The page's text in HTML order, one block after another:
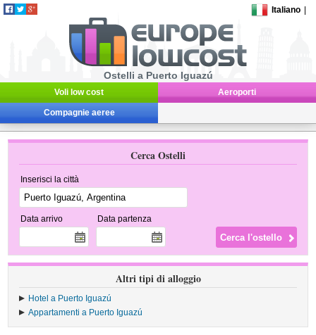
Italiano
Ostelli a Puerto Iguazú
Voli low cost Aeroporti
Compagnie aeree
Cerca Ostelli
Inserisci la città
Data arrivo Data partenza
Altri tipi di alloggio
Hotel a Puerto Iguazú
Appartamenti a Puerto Iguazú